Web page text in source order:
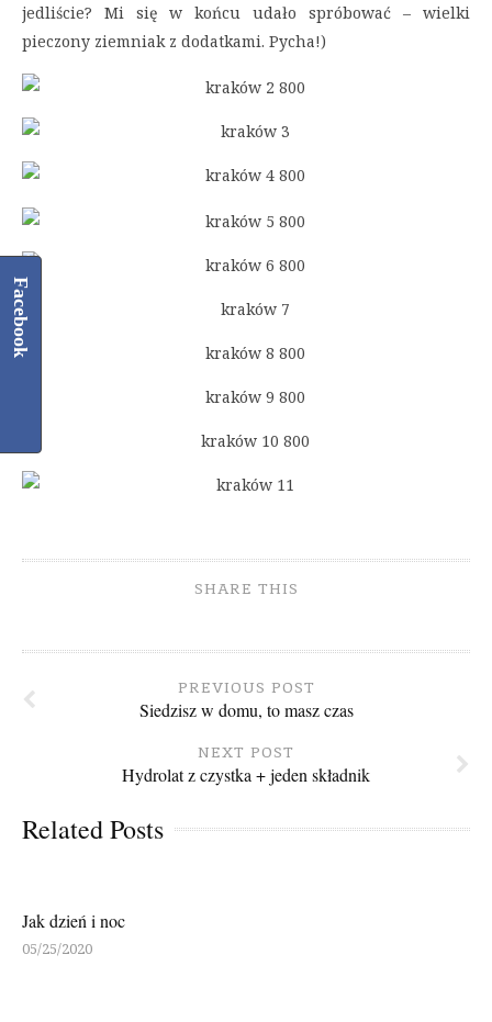
jedliście? Mi się w końcu udało spróbować – wielki
pieczony ziemniak z dodatkami. Pycha!)
SHARE THIS
PREVIOUS POST
Siedzisz w domu, to masz czas
NEXT POST
Hydrolat z czystka + jeden składnik
Related Posts
Jak dzień i noc
05/25/2020
Facebook